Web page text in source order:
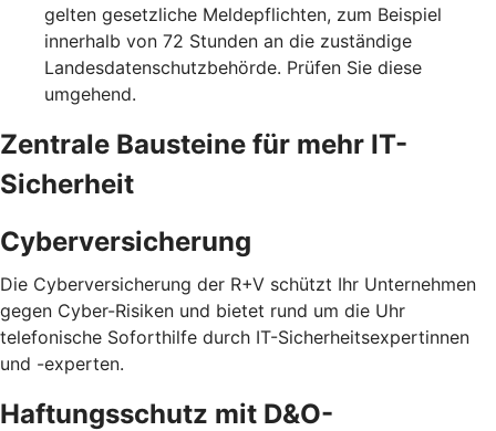
gelten gesetzliche Meldepflichten, zum Beispiel
innerhalb von 72 Stunden an die zuständige
Landesdatenschutzbehörde. Prüfen Sie diese
umgehend.
Zentrale Bausteine für mehr IT-
Sicherheit
Cyberversicherung
Die Cyberversicherung der R+V schützt Ihr Unternehmen
gegen Cyber-Risiken und bietet rund um die Uhr
telefonische Soforthilfe durch IT-Sicherheitsexpertinnen
und -experten.
Haftungsschutz mit D&O-